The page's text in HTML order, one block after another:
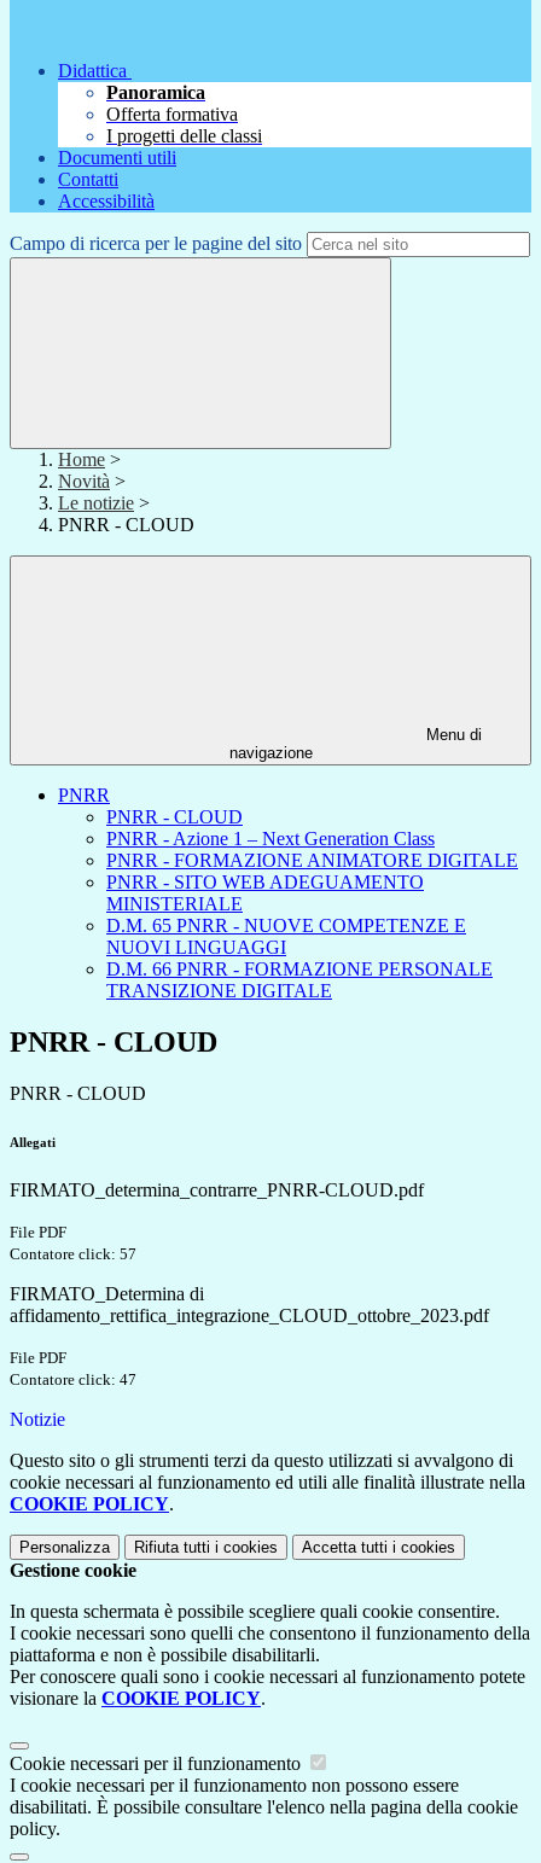
Didattica
Panoramica
Offerta formativa
I progetti delle classi
Documenti utili
Contatti
Accessibilità
Campo di ricerca per le pagine del sito
Home >
Novità >
Le notizie >
PNRR - CLOUD
Menu di
navigazione
PNRR
PNRR - CLOUD
PNRR - Azione 1 – Next Generation Class
PNRR - FORMAZIONE ANIMATORE DIGITALE
PNRR - SITO WEB ADEGUAMENTO
MINISTERIALE
D.M. 65 PNRR - NUOVE COMPETENZE E
NUOVI LINGUAGGI
D.M. 66 PNRR - FORMAZIONE PERSONALE
TRANSIZIONE DIGITALE
PNRR - CLOUD
PNRR - CLOUD
Allegati
FIRMATO_determina_contrarre_PNRR-CLOUD.pdf
File PDF
Contatore click: 57
FIRMATO_Determina di
affidamento_rettifica_integrazione_CLOUD_ottobre_2023.pdf
File PDF
Contatore click: 47
Notizie
Questo sito o gli strumenti terzi da questo utilizzati si avvalgono di
cookie necessari al funzionamento ed utili alle finalità illustrate nella
COOKIE POLICY.
Personalizza Rifiuta tutti i cookies Accetta tutti i cookies
Gestione cookie
In questa schermata è possibile scegliere quali cookie consentire.
I cookie necessari sono quelli che consentono il funzionamento della
piattaforma e non è possibile disabilitarli.
Per conoscere quali sono i cookie necessari al funzionamento potete
visionare la COOKIE POLICY.
Cookie necessari per il funzionamento
I cookie necessari per il funzionamento non possono essere
disabilitati. È possibile consultare l'elenco nella pagina della cookie
policy.